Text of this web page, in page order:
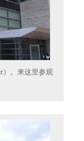
）。来这里参观